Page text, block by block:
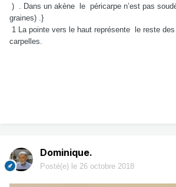
) . Dans un akène le péricarpe n’est pas
graines) .}
1 La pointe vers le haut représente le reste
carpelles.
Dominique.
Posté(e) le 26 octobre 2018